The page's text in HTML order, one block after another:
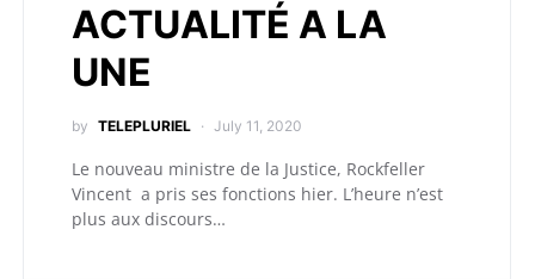
ACTUALITÉ A LA
UNE
by TELEPLURIEL July 11, 2020
Le nouveau ministre de la Justice, Rockfeller
Vincent a pris ses fonctions hier. L’heure n’est
plus aux discours…